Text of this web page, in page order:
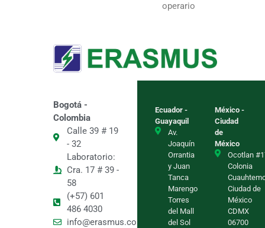
operario
Bogotá -
Colombia
Calle 39 # 19
- 32
Laboratorio:
Cra. 17 # 39 -
58
(+57) 601
486 4030
info@erasmus.com.co
Ecuador -
Guayaquil
Av.
Joaquín
Orrantia
y Juan
Tanca
Marengo
Torres
del Mall
del Sol
México -
Ciudad
de
México
Ocotlan
Colonia
Ciudad de
México
CDMX
06700